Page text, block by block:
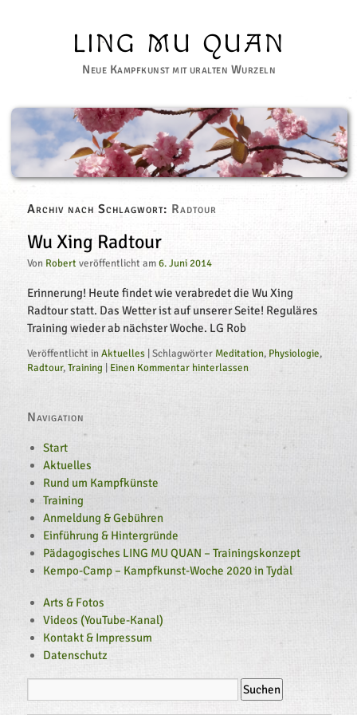
LING MU QUAN
Neue Kampfkunst mit uralten Wurzeln
Archiv nach Schlagwort: Radtour
Wu Xing Radtour
Von Robert veröffentlicht am6. Juni 2014
Erinnerung! Heute findet wie verabredet die Wu Xing
Radtour statt. Das Wetter ist auf unserer Seite! Reguläres
Training wieder ab nächster Woche. LG Rob
Veröffentlicht inAktuelles Schlagwörter Meditation, Physiologie,
Radtour,Training Einen Kommentar hinterlassen
Navigation
Start
Aktuelles
Rund um Kampfkünste
Training
Anmeldung & Gebühren
Einführung & Hintergründe
Pädagogisches LING MU QUAN – Trainingskonzept
Kempo-Camp – Kampfkunst-Woche 2020 in Tydal
Arts & Fotos
Videos (YouTube-Kanal)
Kontakt & Impressum
Datenschutz